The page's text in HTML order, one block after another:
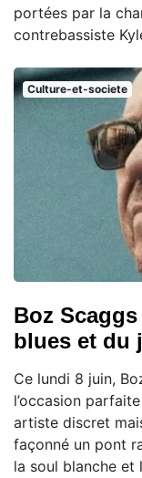
portées par la
contrebassiste
Culture-et-societe
Boz
blues et du
Ce lundi 8 juin,
l’occasion
artiste discret
façonné un pont
la soul blanche et